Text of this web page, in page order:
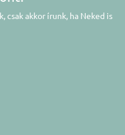
csak akkor írunk, ha Neked is